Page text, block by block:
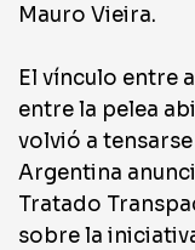
Mauro Vieira.
El vínculo entre
entre la pelea
volvió a
Argentina
Tratado
sobre la